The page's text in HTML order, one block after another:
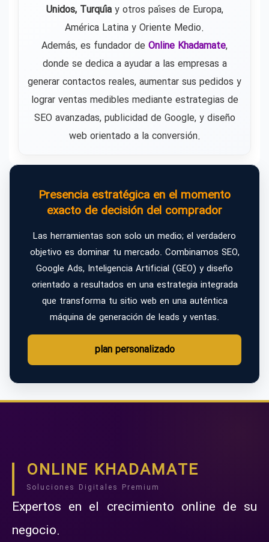
Unidos, Turquíay otros países de Europa,
América Latina y Oriente Medio.
Además, es fundador de Online Khadamate,
donde se dedica a ayudar a las empresas a
generar contactos reales, aumentar sus pedidos y
lograr ventas medibles mediante estrategias de
SEO avanzadas, publicidad de Google, y diseño
web orientado a la conversión.
Presencia estratégica en el momento
exacto de decisión del comprador
Las herramientas son solo un medio; el verdadero
objetivo es dominar tu mercado. Combinamos SEO,
Google Ads, Inteligencia Artificial (GEO) y diseño
orientado a resultados en una estrategia integrada
que transforma tu sitio web en una auténtica
máquina de generación de leads y ventas.
plan personalizado
ONLINE KHADAMATE
Soluciones Digitales Premium
Expertos en el crecimiento online de su
negocio.